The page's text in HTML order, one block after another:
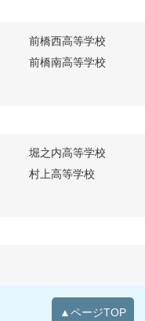
前橋西高等学校
前橋南高等学校
堀之内高等学校
村上高等学校
▲ページTOP